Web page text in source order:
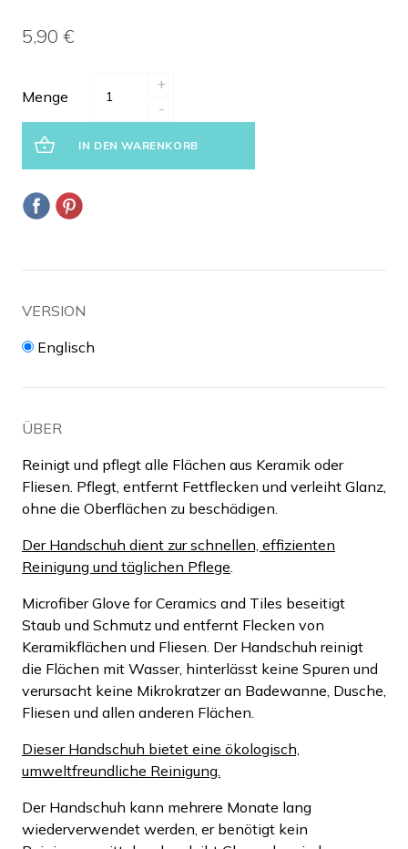
5,90 €
Menge
+
-
IN DEN WARENKORB
VERSION
Englisch
ÜBER
Reinigt und pflegt alle Flächen aus Keramik oder
Fliesen. Pflegt, entfernt Fettflecken und verleiht Glanz,
ohne die Oberflächen zu beschädigen.
Der Handschuh dient zur schnellen, effizienten
Reinigung und täglichen Pflege
Microfiber Glove for Ceramics and Tiles beseitigt
Staub und Schmutz und entfernt Flecken von
Keramikflächen und Fliesen. Der Handschuh reinigt
die Flächen mit Wasser, hinterlässt keine Spuren und
verursacht keine Mikrokratzer an Badewanne, Dusche,
Fliesen und allen anderen Flächen.
Dieser Handschuh bietet eine ökologisch,
umweltfreundliche Reinigung.
Der Handschuh kann mehrere Monate lang
wiederverwendet werden, er benötigt kein